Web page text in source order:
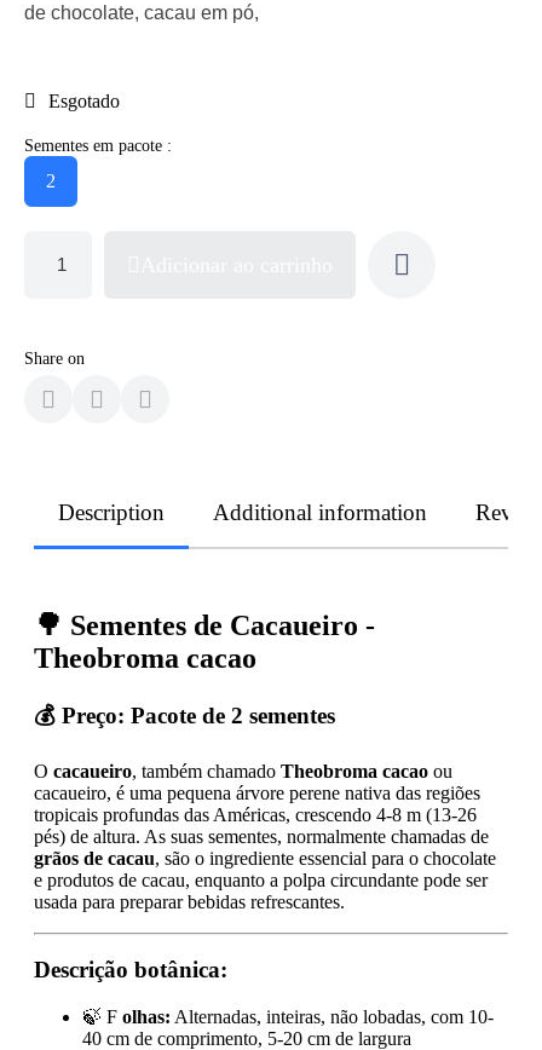
de chocolate, cacau em pó,
Esgotado
Sementes em pacote :
2
Share on
Description Additional information
🌳 Sementes de Cacaueiro -
Theobroma cacao
💰 Preço: Pacote de 2 sementes
O cacaueiro, também chamado Theobroma cacao ou
cacaueiro, é uma pequena árvore perene nativa das regiões
tropicais profundas das Américas, crescendo 4-8 m (13-26
pés) de altura. As suas sementes, normalmente chamadas de
grãos de cacau, são o ingrediente essencial para o chocolate
e produtos de cacau, enquanto a polpa circundante pode ser
usada para preparar bebidas refrescantes.
Descrição botânica:
🍃 F olhas: Alternadas, inteiras, não lobadas, com 10-
40 cm de comprimento, 5-20 cm de largura